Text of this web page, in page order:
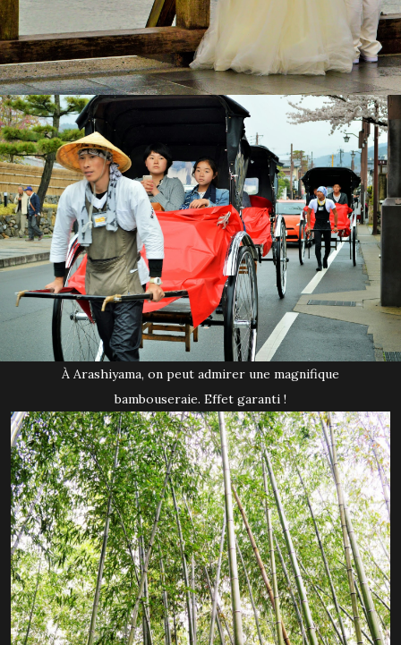
À Arashiyama, on peut admirer une magnifique
bambouseraie. Effet garanti !